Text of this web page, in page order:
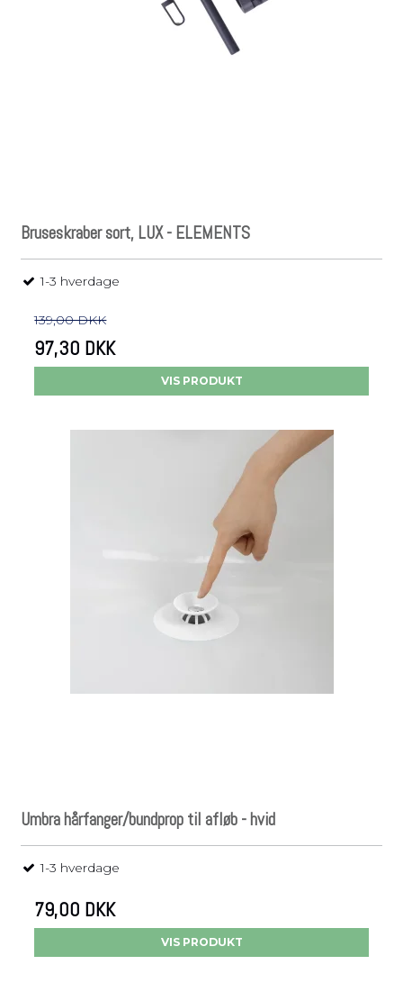
Bruseskraber sort, LUX - ELEMENTS
1-3 hverdage
139,00 DKK
97,30 DKK
VIS PRODUKT
Umbra hårfanger/bundprop til afløb - hvid
1-3 hverdage
79,00 DKK
VIS PRODUKT